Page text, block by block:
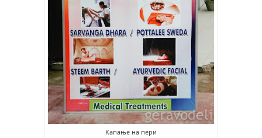
Капање на пери